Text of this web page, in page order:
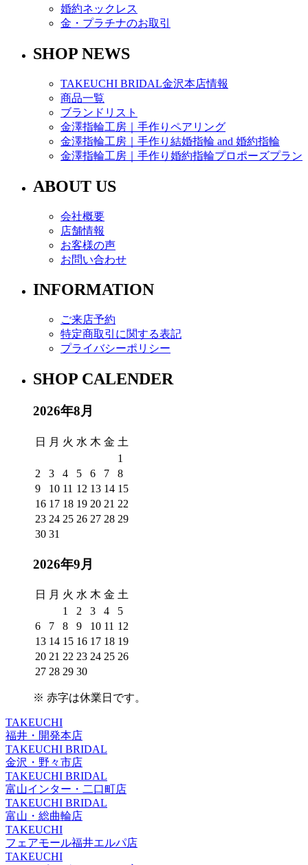
婚約ネックレス
金・プラチナのお取引
SHOP NEWS
TAKEUCHI BRIDAL金沢本店情報
商品一覧
ブランドリスト
金澤指輪工房｜手作りペアリング
金澤指輪工房｜手作り結婚指輪 and 婚約指輪
金澤指輪工房｜手作り婚約指輪プロポーズプラン
ABOUT US
会社概要
店舗情報
お客様の声
お問い合わせ
INFORMATION
ご来店予約
特定商取引に関する表記
プライバシーポリシー
SHOP CALENDER
2026年8月
日 月 火 水 木 金 土
1
2
3 4 5 6 7
8
9
10 11 12 13 14 15
16 17 18 19 20 21 22
23 24 25 26 27 28 29
30 31
2026年9月
日 月 火 水 木 金 土
1
2 3 4
5
6
7 8 9 10 11 12
13 14 15 16 17 18 19
20 21 22 23 24 25 26
27 28 29 30
※ 赤字は休業日 です。
TAKEUCHI
福井・開発本店
TAKEUCHI BRIDAL
金沢・野々市店
TAKEUCHI BRIDAL
富山インター・二口町店
TAKEUCHI BRIDAL
富山・総曲輪店
TAKEUCHI
フェアモール福井エルパ店
TAKEUCHI